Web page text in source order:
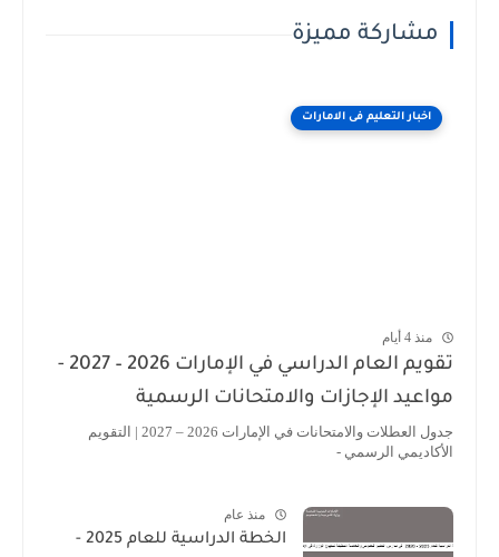
مشاركة مميزة
اخبار التعليم فى الامارات
منذ 4 أيام
تقويم العام الدراسي في الإمارات 2026 – 2027 -
مواعيد الإجازات والامتحانات الرسمية
جدول العطلات والامتحانات في الإمارات 2026 – 2027 | التقويم
الأكاديمي الرسمي -
منذ عام
الخطة الدراسية للعام 2025 -